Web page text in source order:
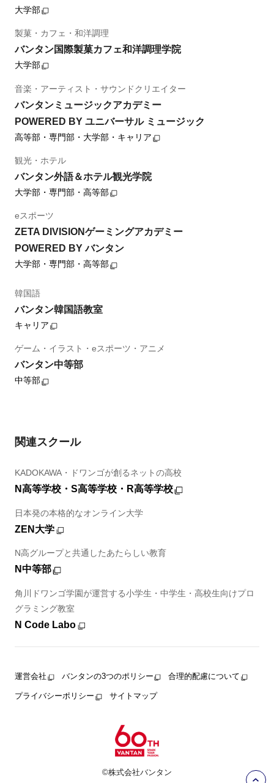
大学部
製菓・カフェ・和洋調理
バンタン国際製菓カフェ和洋調理学院
大学部
音楽・アーティスト・サウンドクリエイター
バンタンミュージックアカデミー
POWERED BY ユニバーサル ミュージック
高等部・専門部・大学部・キャリア
観光・ホテル
バンタン外語＆ホテル観光学院
大学部・専門部・高等部
eスポーツ
ZETA DIVISIONゲーミングアカデミー
POWERED BY バンタン
大学部・専門部・高等部
韓国語
バンタン韓国語教室
キャリア
ゲーム・イラスト・eスポーツ・アニメ
バンタン中等部
中等部
関連スクール
KADOKAWA・ドワンゴが創るネットの高校
N高等学校・S高等学校・R高等学校
日本発の本格的なオンライン大学
ZEN大学
N高グループと共通したあたらしい教育
N中等部
角川ドワンゴ学園が運営する小学生・中学生・高校生向けプロ
グラミング教室
N Code Labo
運営会社 バンタンの3つのポリシー 合理的配慮について
プライバシーポリシー サイトマップ
©株式会社バンタン